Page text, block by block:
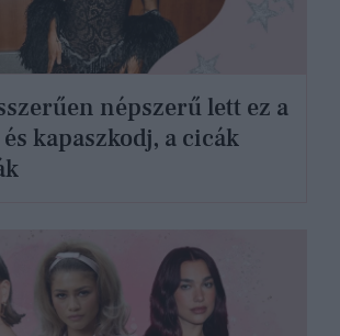
népszerű lett ez a
kapaszkodj, a cicák